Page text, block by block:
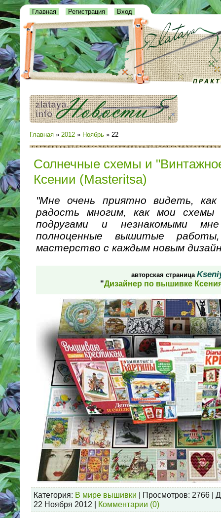
Главная Регистрация Вход
Главная » 2012 » Ноябрь » 22
Солнечные схемы и
Ксении (Masteritsa)
"Мне очень приятно видеть,
радость многим, как мои схемы
подругами и незнакомыми
полноценные вышитые
мастерство с каждым новым
авторская страница
"Дизайнер по вышивке
Категория: В мире вышивки | Просмотров: 2766 |
22 Ноября 2012
Комментарии (0)